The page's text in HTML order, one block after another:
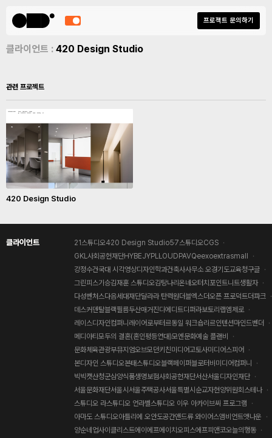
프로젝트 문의하기
클라이언트 : 420 Design Studio
관련 프로젝트
420 Design Studio
클라이언트 21스튜디오420 Design Studio57스튜디오CGS
GKL사회공헌재단HYBEJYPLLOUDPAVQeexoextrasmall
강정수건국대 시각영상디자인학과건축사사무소 오경기도교육청구글
그린피스기승김재훈 스튜디오김탕나리온네오터치포인트니트생활자
다성벤처스다음세대재단달라라 탄력원더블엑스더오픈 프로덕트더파크
데스커덴탈블랙필름두산매거진디에디트디퍼라보토리랩엠제로
레이스디자인컴퍼니레이어 로부터르동일 워크숍리르인텐션마인드벤더
메디아티모두의 결혼(혼인평등연대)모엔문화예술 플랜비
문화체육관광부뮤지엄오브모던키친미디어고토사미디어스피어
본디자인 스튜디오본태스튜디오블랙페이퍼블로터비미디어컴퍼니
빅빅캣산청군삼양식품생명보험사회공헌재단서산서울디자인재단
서울문화재단서울시서울주택공사서울특별시순교자현양위원회스테나
스튜디오 라스튜디오 언라벨스튜디오 이우 아카이브씨 프로그램
아마도 스튜디오아틀리에 오안도공간앤드류 와이어스앰비언트앳나운
양순네업사이클리스트에이에프에이치오피스에프피앤코오늘의행동